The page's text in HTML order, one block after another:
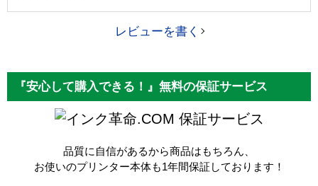
レビューを書く
『安心して購入できる！』無料の保証サービス
保証サービス
品質に自信があるから商品はもちろん、
お使いのプリンター本体も1年間保証しております！